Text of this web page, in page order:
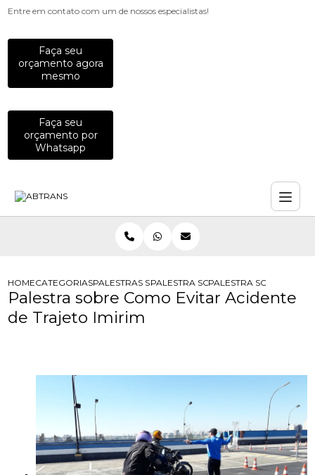
Entre em contato com um de nossos especialistas!
Faça seu
orçamento agora
mesmo
Faça seu
orçamento por
Whatsapp
HOMECATEGORIASPALESTRAS SOBRE TRANSITO
PALESTRA SOBRE ANALISE DE
PALESTRA SOBRE
Palestra sobre Como Evitar Acidente
de Trajeto Imirim